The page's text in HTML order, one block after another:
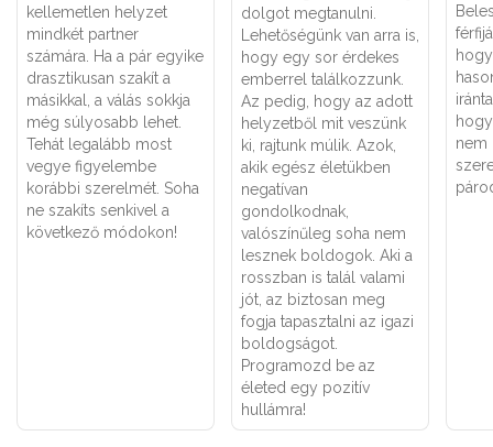
kellemetlen helyzet
mindkét partner
számára. Ha a pár egyike
drasztikusan szakít a
másikkal, a válás sokkja
még súlyosabb lehet.
Tehát legalább most
vegye figyelembe
korábbi szerelmét. Soha
ne szakíts senkivel a
következő módokon!
dolgot megtanulni.
Lehetőségünk van arra is,
hogy egy sor érdekes
emberrel találkozzunk.
Az pedig, hogy az adott
helyzetből mit veszünk
ki, rajtunk múlik. Azok,
akik egész életükben
negatívan
gondolkodnak,
valószínűleg soha nem
lesznek boldogok. Aki a
rosszban is talál valami
jót, az biztosan meg
fogja tapasztalni az igazi
boldogságot.
Programozd be az
életed egy pozitív
hullámra!
nem